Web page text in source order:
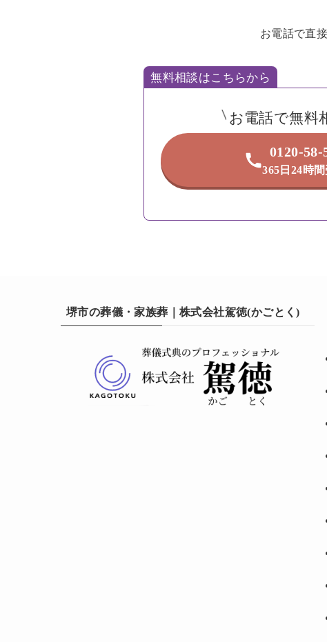
お電話で直
無料相談はこちらから
お電話で無料
0120-58-
365日24時
堺市の葬儀・家族葬｜株式会社駕徳(かごとく)